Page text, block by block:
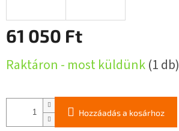
61 050 Ft
Raktáron - most küldünk(1 db)
Hozzáadás a kosárhoz